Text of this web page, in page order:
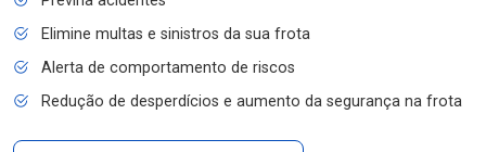
Elimine multas e sinistros da sua frota
Alerta de comportamento de riscos
Redução de desperdícios e aumento da segurança na frota